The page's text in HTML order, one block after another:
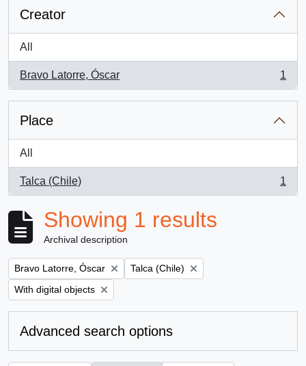
Creator
All
Bravo Latorre, Óscar
, 1 results
1
Place
All
Talca (Chile)
, 1 results
1
Showing 1 results
Archival description
Remove filter:
Bravo Latorre, Óscar Remove filter:
Talca (Chile)
Remove filter:
With digital objects
Advanced search options